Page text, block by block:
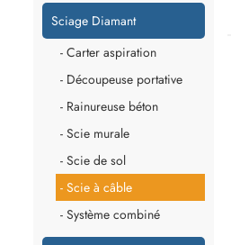
Sciage Diamant
- Carter aspiration
- Découpeuse portative
- Rainureuse béton
- Scie murale
- Scie de sol
- Scie à câble
- Système combiné